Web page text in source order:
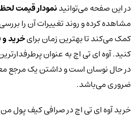
در این صفحه می‌توانیدنمودار قیمت
مشاهده کرده و روند تغییرات آن را
کمک می‌کند تا بهترین زمان برایخرید و
کنید. آوه ای تی اچ به عنوان
در حال نوسان است و داشتن یک مرجع
ضروری می‌باشد.
خرید آوه ای تی اچ در صرافی کیف پول من